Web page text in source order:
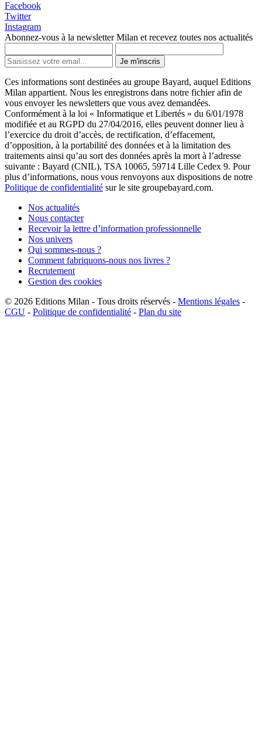
Facebook
Twitter
Instagram
Abonnez-vous à la newsletter Milan et recevez toutes nos actualités
Je m'inscris
Ces informations sont destinées au groupe Bayard, auquel Editions
Milan appartient. Nous les enregistrons dans notre fichier afin de
vous envoyer les newsletters que vous avez demandées.
Conformément à la loi « Informatique et Libertés » du 6/01/1978
modifiée et au RGPD du 27/04/2016, elles peuvent donner lieu à
l’exercice du droit d’accès, de rectification, d’effacement,
d’opposition, à la portabilité des données et à la limitation des
traitements ainsi qu’au sort des données après la mort à l’adresse
suivante : Bayard (CNIL), TSA 10065, 59714 Lille Cedex 9. Pour
plus d’informations, nous vous renvoyons aux dispositions de notre
Politique de confidentialité sur le site groupebayard.com.
Nos actualités
Nous contacter
Recevoir la lettre d’information professionnelle
Nos univers
Qui sommes-nous ?
Comment fabriquons-nous nos livres ?
Recrutement
Gestion des cookies
© 2026 Editions Milan - Tous droits réservés - Mentions légales -
CGU - Politique de confidentialité - Plan du site